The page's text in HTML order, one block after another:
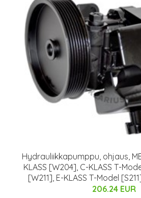
Hydrauliikkapumppu, ohjaus,
KLASS [W204], C-KLASS T-
[W211], E-KLASS T-Model
206.24 EUR